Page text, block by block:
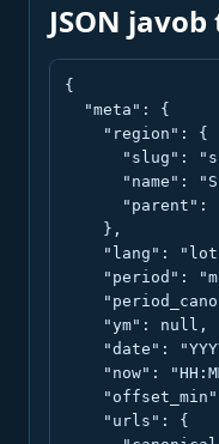
JSON
{
  "meta": {
    "region": {
"slug":
"name":
"parent":
    },
"lang":
"period":
    "ym": null,
"date":
"now":
    "urls": {